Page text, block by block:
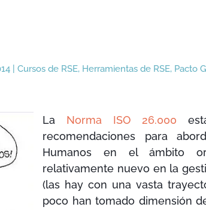
|Cursos de RSE, Herramientas de RSE, Pacto
La Norma ISO 26.000
recomendaciones para
Humanos en el ámbito
relativamente nuevo en la
(las hay con una vasta
poco han tomado dimensión